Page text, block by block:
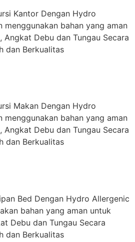
Kantor Dengan Hydro
menggunakan bahan yang aman
Angkat Debu dan Tungau Secara
dan Berkualitas
Makan Dengan Hydro
menggunakan bahan yang aman
Angkat Debu dan Tungau Secara
dan Berkualitas
Bed Dengan Hydro Allergenic
bahan yang aman untuk
Debu dan Tungau Secara
dan Berkualitas